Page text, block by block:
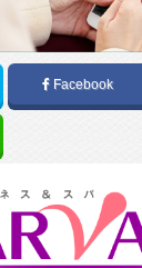
Facebook